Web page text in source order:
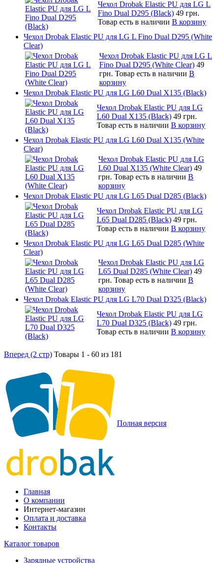
Чехол Drobak Elastic PU для LG L
Fino Dual D295 (Black) 49 грн.
Товар есть в наличии В корзину
Чехол Drobak Elastic PU для LG L Fino Dual D295 (White
Clear)
Чехол Drobak Elastic PU для LG L
Fino Dual D295 (White Clear) 49
грн. Товар есть в наличии В
корзину
Чехол Drobak Elastic PU для LG L60 Dual X135 (Black)
Чехол Drobak Elastic PU для LG
L60 Dual X135 (Black) 49 грн.
Товар есть в наличии В корзину
Чехол Drobak Elastic PU для LG L60 Dual X135 (White
Clear)
Чехол Drobak Elastic PU для LG
L60 Dual X135 (White Clear) 49
грн. Товар есть в наличии В
корзину
Чехол Drobak Elastic PU для LG L65 Dual D285 (Black)
Чехол Drobak Elastic PU для LG
L65 Dual D285 (Black) 49 грн.
Товар есть в наличии В корзину
Чехол Drobak Elastic PU для LG L65 Dual D285 (White
Clear)
Чехол Drobak Elastic PU для LG
L65 Dual D285 (White Clear) 49
грн. Товар есть в наличии В
корзину
Чехол Drobak Elastic PU для LG L70 Dual D325 (Black)
Чехол Drobak Elastic PU для LG
L70 Dual D325 (Black) 49 грн.
Товар есть в наличии В корзину
Вперед (2 стр) Товары 1 - 60 из 181
Полная версия
Главная
О компании
Интернет-магазин
Оплата и доставка
Контакты
Каталог товаров
Зарядные устройства